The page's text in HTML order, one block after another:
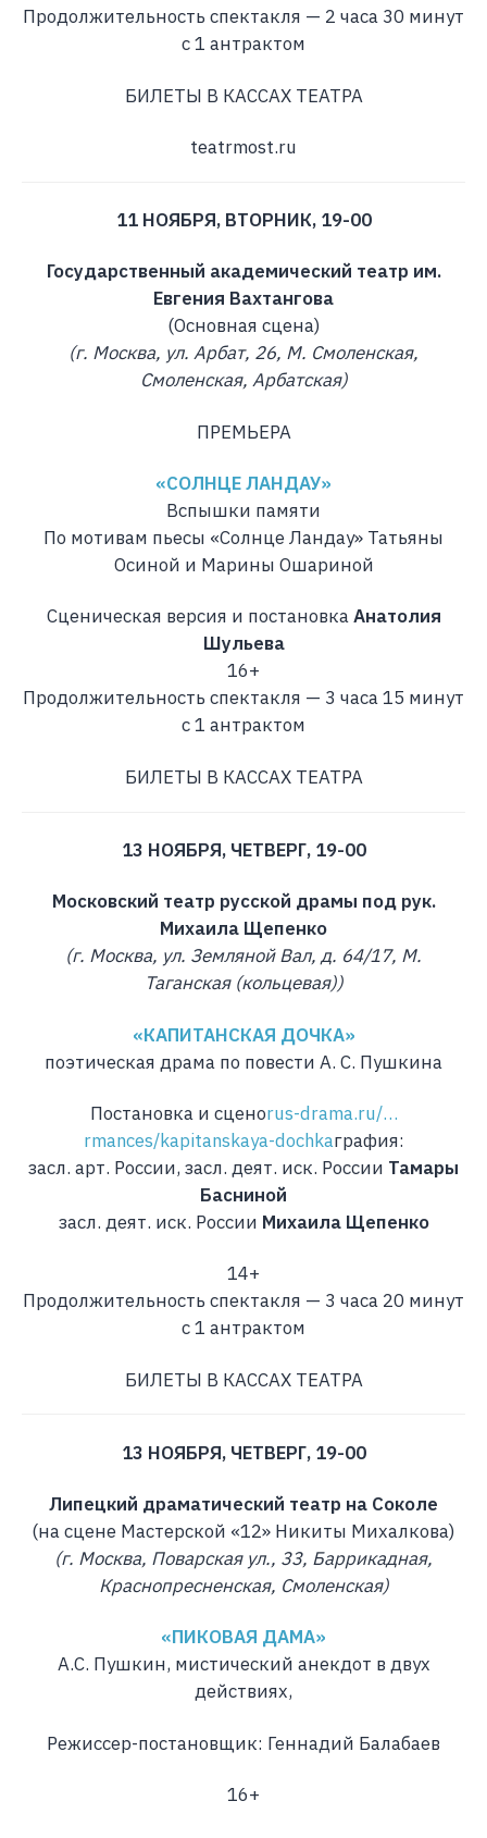
Продолжительность спектакля — 2 часа 30 минут
с 1 антрактом
БИЛЕТЫ В КАССАХ ТЕАТРА
teatrmost.ru
11 НОЯБРЯ, ВТОРНИК, 19-00
Государственный академический театр им.
Евгения Вахтангова
(Основная сцена)
(г. Москва, ул. Арбат, 26, М. Смоленская,
Смоленская, Арбатская)
ПРЕМЬЕРА
«СОЛНЦЕ ЛАНДАУ»
Вспышки памяти
По мотивам пьесы «Солнце Ландау» Татьяны
Осиной и Марины Ошариной
Сценическая версия и постановкаАнатолия
Шульева
16+
Продолжительность спектакля — 3 часа 15 минут
c 1 антрактом
БИЛЕТЫ В КАССАХ ТЕАТРА
13 НОЯБРЯ, ЧЕТВЕРГ, 19-00
Московский театр русской драмы под рук.
Михаила Щепенко
(г. Москва, ул. Земляной Вал, д. 64/17, М.
Таганская (кольцевая))
«КАПИТАНСКАЯ ДОЧКА»
поэтическая драма по повести А. С. Пушкина
Постановка и сценоrus-drama.ru/…
rmances/kapitanskaya-dochkaграфия:
засл. арт. России, засл. деят. иск. России Тамары
Басниной
засл. деят. иск. России Михаила Щепенко
14+
Продолжительность спектакля — 3 часа 20 минут
c 1 антрактом
БИЛЕТЫ В КАССАХ ТЕАТРА
13 НОЯБРЯ, ЧЕТВЕРГ, 19-00
Липецкий драматический театр на Соколе
(на сцене Мастерской «12» Никиты Михалкова)
(г. Москва, Поварская ул., 33, Баррикадная,
Краснопресненская, Смоленская)
«ПИКОВАЯ ДАМА»
А.С. Пушкин, мистический анекдот в двух
действиях,
Режиссер-постановщик: Геннадий Балабаев
16+